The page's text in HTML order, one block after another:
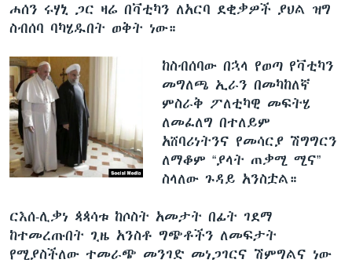
ሐሰን ሩሃኒ ጋር ዛሬ በቫቲካን ለአርባ ደቂቃዎች ያህል ዝግ
ስብሰባ ባካሄዱበት ወቅት ነው።
ከስብሰባው በኋላ የወጣ የቫቲካን
መግለጫ ኢራን በመካከለኛ
ምስራቅ ፖለቲካዊ መፍትሄ
ለመፈለግ በተለይም
አሸባሪነትንና የመሳርያ ሽግግርን
ለማቆም “ያላት ጠቃሚ ሚና”
ስላለው ጉዳይ አንስቷል።
ርእሰ-ሊቃነ ጳጳሳቱ ከሶስት አመታት በፊት ገደማ
ከተመረጡበት ጊዜ አንስቶ ግጭቶችን ለመፍታት
የሚያስችለው ተመራጭ መንገድ መነጋገርና ሽምግልና ነው